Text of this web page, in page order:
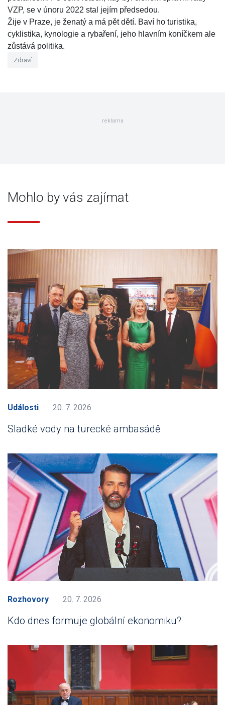
VZP, se v únoru 2022 stal jejím předsedou.
Žije v Praze, je ženatý a má pět dětí. Baví ho turistika,
cyklistika, kynologie a rybaření, jeho hlavním koníčkem ale
zůstává politika.
Zdraví
reklama
Mohlo by vás zajímat
Události 20. 7. 2026
Sladké vody na turecké ambasádě
Rozhovory 20. 7. 2026
Kdo dnes formuje globální ekonomiku?